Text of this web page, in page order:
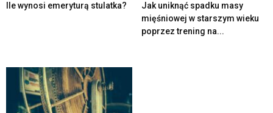
Ile wynosi emeryturą stulatka?
Jak uniknąć spadku masy
mięśniowej w starszym wieku
poprzez trening na...